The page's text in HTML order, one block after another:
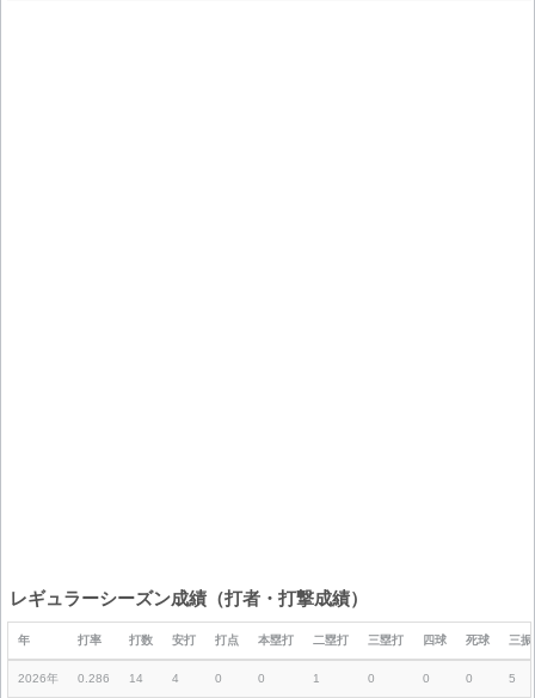
レギュラーシーズン成績（打者・打撃成績）
年 打率 打数 安打 打点 本塁打 二塁打 三塁打 四球 死球 三振
2026年 0.286 14 4 0 0 1 0 0 0 5